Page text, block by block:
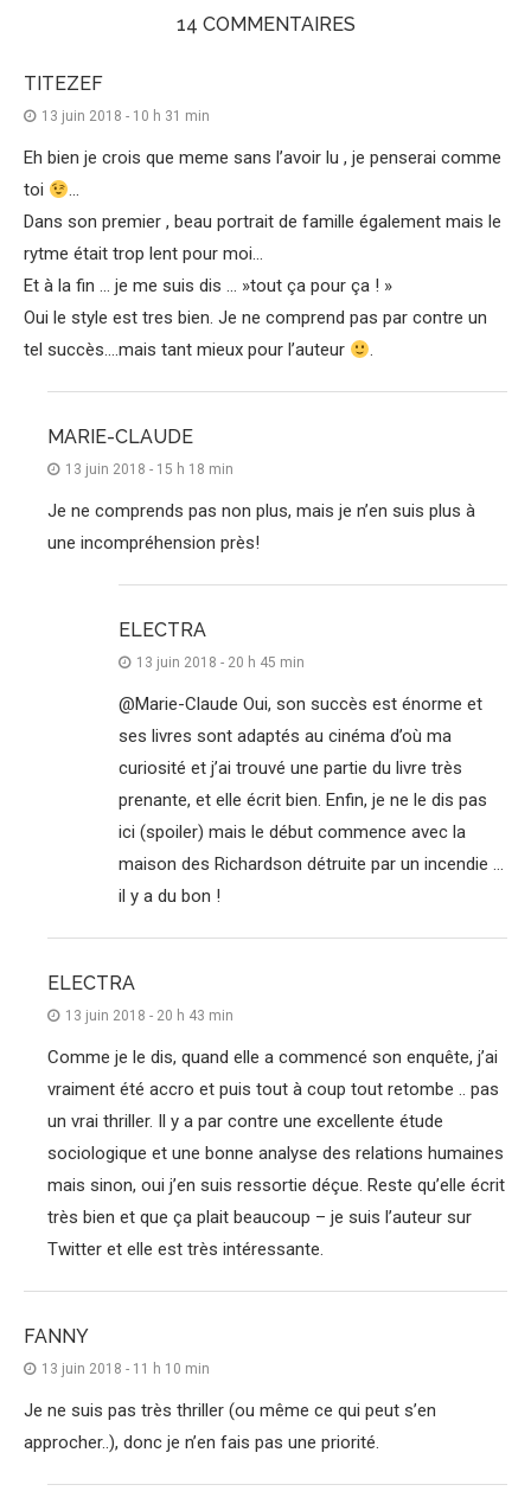
14 COMMENTAIRES
TITEZEF
13 juin 2018 - 10 h 31 min
Eh bien je crois que meme sans l’avoir lu , je penserai comme
toi
…
Dans son premier , beau portrait de famille également mais le
rytme était trop lent pour moi…
Et à la fin … je me suis dis … »tout ça pour ça ! »
Oui le style est tres bien. Je ne comprend pas par contre un
tel succès….mais tant mieux pour l’auteur
.
MARIE-CLAUDE
13 juin 2018 - 15 h 18 min
Je ne comprends pas non plus, mais je n’en suis plus à
une incompréhension près!
ELECTRA
13 juin 2018 - 20 h 45 min
@Marie-Claude Oui, son succès est énorme et
ses livres sont adaptés au cinéma d’où ma
curiosité et j’ai trouvé une partie du livre très
prenante, et elle écrit bien. Enfin, je ne le dis pas
ici (spoiler) mais le début commence avec la
maison des Richardson détruite par un incendie …
il y a du bon !
ELECTRA
13 juin 2018 - 20 h 43 min
Comme je le dis, quand elle a commencé son enquête, j’ai
vraiment été accro et puis tout à coup tout retombe .. pas
un vrai thriller. Il y a par contre une excellente étude
sociologique et une bonne analyse des relations humaines
mais sinon, oui j’en suis ressortie déçue. Reste qu’elle écrit
très bien et que ça plait beaucoup – je suis l’auteur sur
Twitter et elle est très intéressante.
FANNY
13 juin 2018 - 11 h 10 min
Je ne suis pas très thriller (ou même ce qui peut s’en
approcher..), donc je n’en fais pas une priorité.